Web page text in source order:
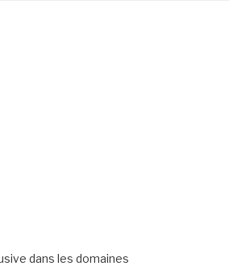
dans les domaines